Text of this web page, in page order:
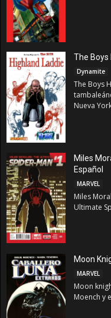
The Boys
Dynamite
The Boys
Nueva
Miles
Español
MARVEL
Miles
Ultimate
Moon
MARVEL
Moon
Moench y